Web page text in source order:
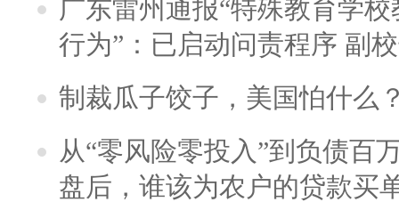
广东雷州通报“特殊教育学
行为”：已启动问责程序 副
制裁瓜子饺子，美国怕什么
从“零风险零投入”到负债百
盘后，谁该为农户的贷款买